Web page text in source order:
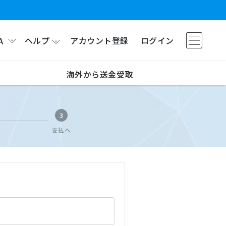
ヘルプ アカウント登録 ログイン
海外から送金受取
3
支払へ